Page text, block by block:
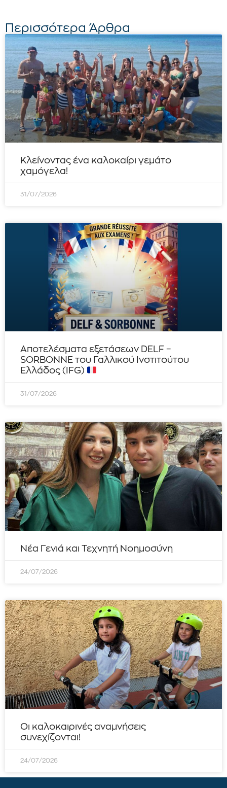
Περισσότερα Άρθρα
Κλείνοντας ένα καλοκαίρι γεμάτο
χαμόγελα!
31/07/2026
Αποτελέσματα εξετάσεων DELF –
SORBONNE του Γαλλικού Ινστιτούτου
Ελλάδος (IFG)
31/07/2026
Νέα Γενιά και Τεχνητή Νοημοσύνη
24/07/2026
Οι καλοκαιρινές αναμνήσεις
συνεχίζονται!
24/07/2026